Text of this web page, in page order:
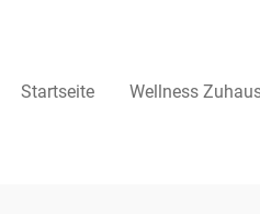
Startseite Wellness